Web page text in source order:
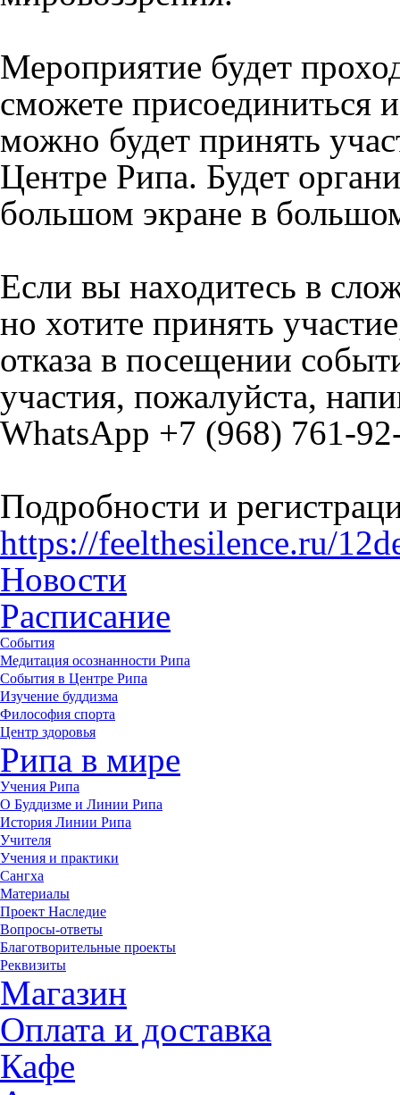
Мероприятие будет
сможете присоединиться
можно будет принять
Центре Рипа. Будет
большом экране в
Если вы находитесь в
но хотите принять
отказа в посещении
участия, пожалуйста,
WhatsApp +7 (968) 761-
Подробности и
https://feelthesilence.ru/
Новости
Расписание
События
Медитация осознанности Рипа
События в Центре Рипа
Изучение буддизма
Философия спорта
Центр здоровья
Рипа в мире
Учения Рипа
О Буддизме и Линии Рипа
История Линии Рипа
Учителя
Учения и практики
Сангха
Материалы
Проект Наследие
Вопросы-ответы
Благотворительные проекты
Реквизиты
Магазин
Оплата и доставка
Кафе